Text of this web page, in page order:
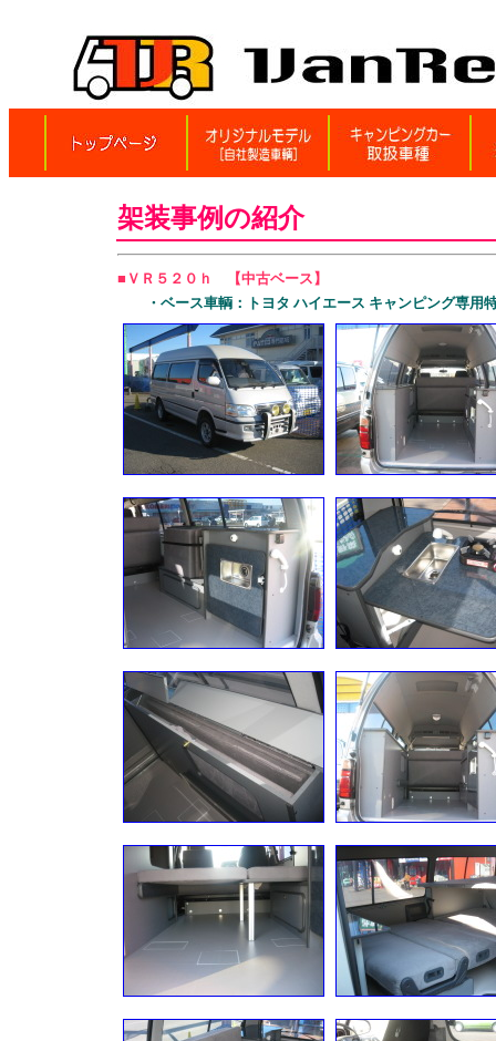
架装事例の紹介
■ＶＲ５２０ｈ 【中古ベース】
・ベース車輌：トヨタ ハイエース キャンピング専用